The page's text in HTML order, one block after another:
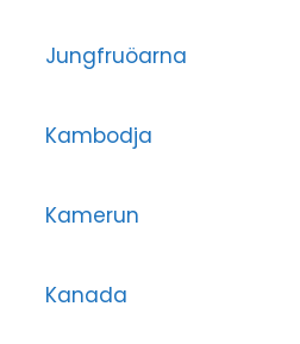
Jungfruöarna
Kambodja
Kamerun
Kanada